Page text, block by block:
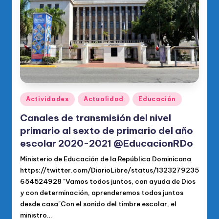
di
c
o
O
fi
ci
al
d
el
P
R
M
Publicado
en
Actividades Actualidad Educación
Canales de transmisión del nivel
primario al sexto de primario del año
escolar 2020-2021 @EducacionRDo
Ministerio de Educación de la República Dominicana
https://twitter.com/DiarioLibre/status/1323279235
654524928 "Vamos todos juntos, con ayuda de Dios
y con determinación, aprenderemos todos juntos
desde casa"Con el sonido del timbre escolar, el
ministro…